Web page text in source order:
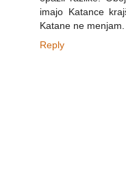
imajo Katance
Katane ne menjam.
Reply